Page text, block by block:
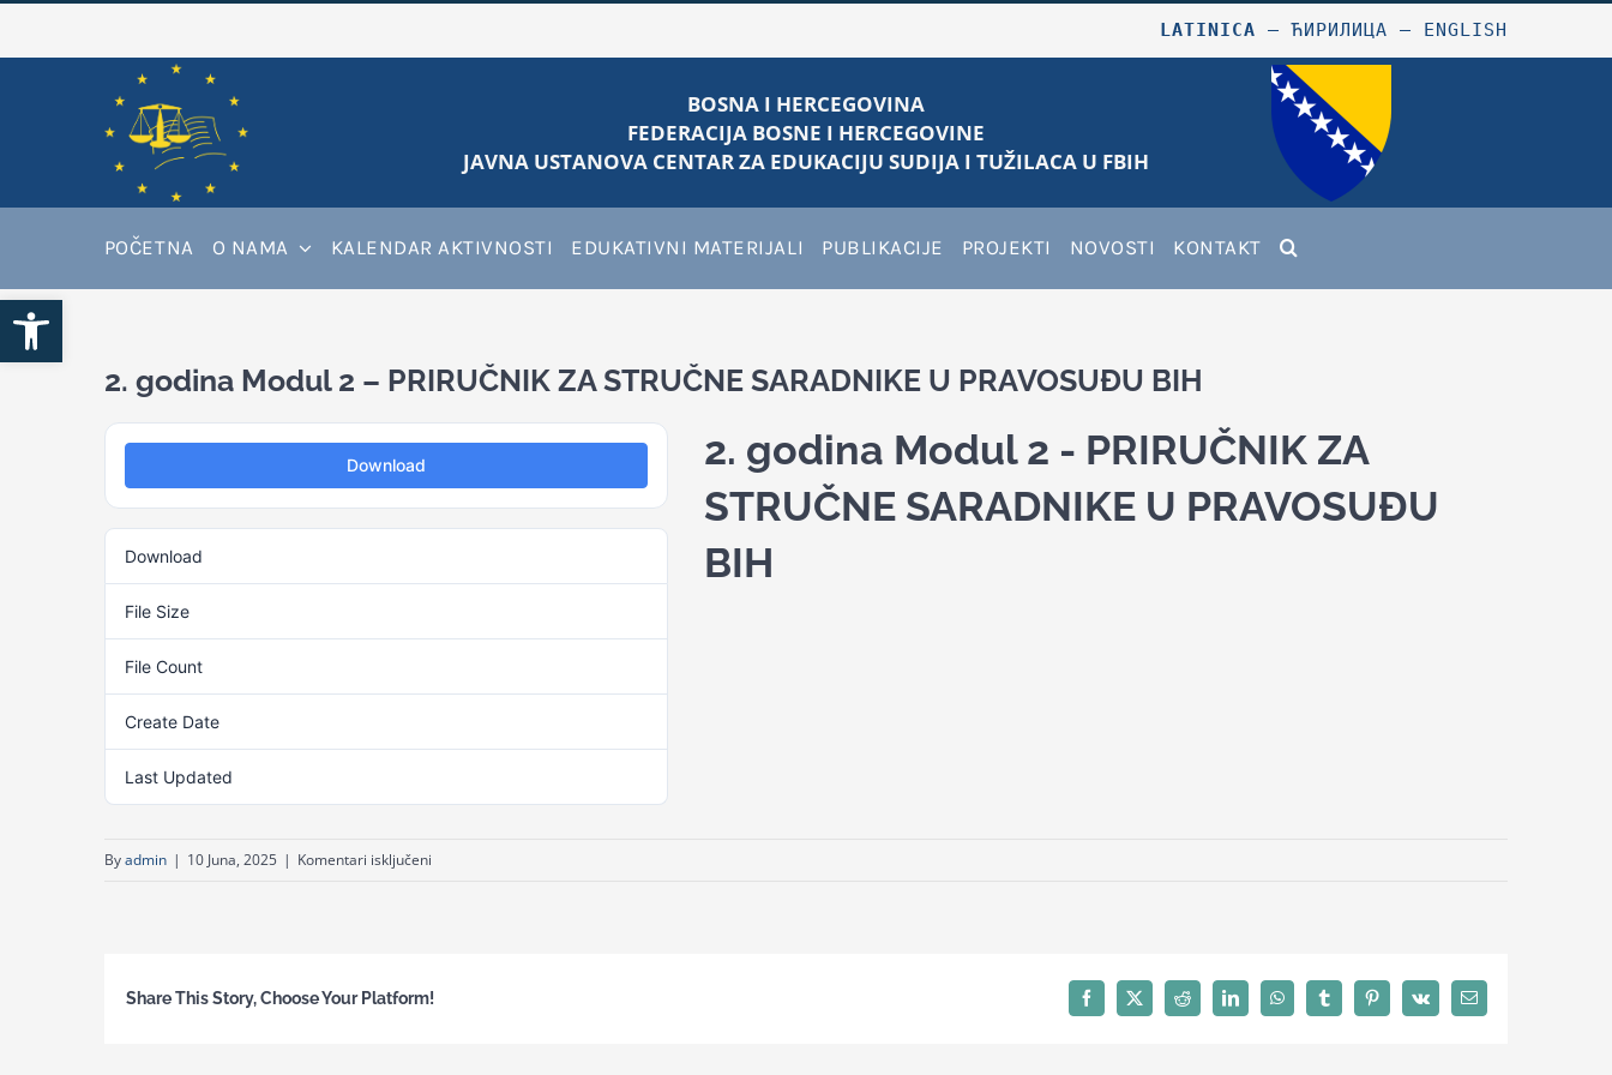
Open toolbar
LATINICA –ЋИРИЛИЦА – ENGLISH
BOSNA I HERCEGOVINA
FEDERACIJA BOSNE I HERCEGOVINE
JAVNA USTANOVA CENTAR ZA EDUKACIJU SUDIJA I TUŽILACA U FBIH
POČETNA O NAMA KALENDAR AKTIVNOSTI EDUKATIVNI MATERIJALI PUBLIKACIJE PROJEKTI NOVOSTI KONTAKT
2. godina Modul 2 – PRIRUČNIK ZA STRUČNE SARADNIKE U PRAVOSUĐU BIH
Download
Download
File Size
File Count
Create Date
Last Updated
2. godina Modul 2 - PRIRUČNIK ZA
STRUČNE SARADNIKE U PRAVOSUĐU
BIH
Byadmin | 10 Juna, 2025 | Komentari isključeni
–
Share This Story, Choose Your Platform! Facebook
X Reddit LinkedInWhatsAppTumblrPinterest
Vk Email